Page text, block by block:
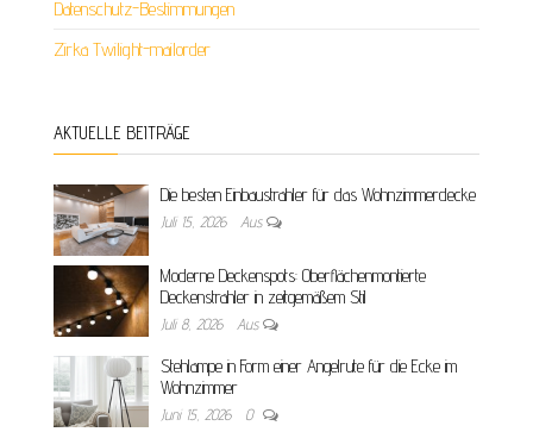
Datenschutz-Bestimmungen
Zirka Twilight-mailorder
AKTUELLE BEITRÄGE
Die besten Einbaustrahler für das Wohnzimmerdecke
Juli 15, 2026 Aus
Moderne Deckenspots: Oberflächenmontierte
Deckenstrahler in zeitgemäßem Stil
Juli 8, 2026 Aus
Stehlampe in Form einer Angelrute für die Ecke im
Wohnzimmer
Juni 15, 2026 0